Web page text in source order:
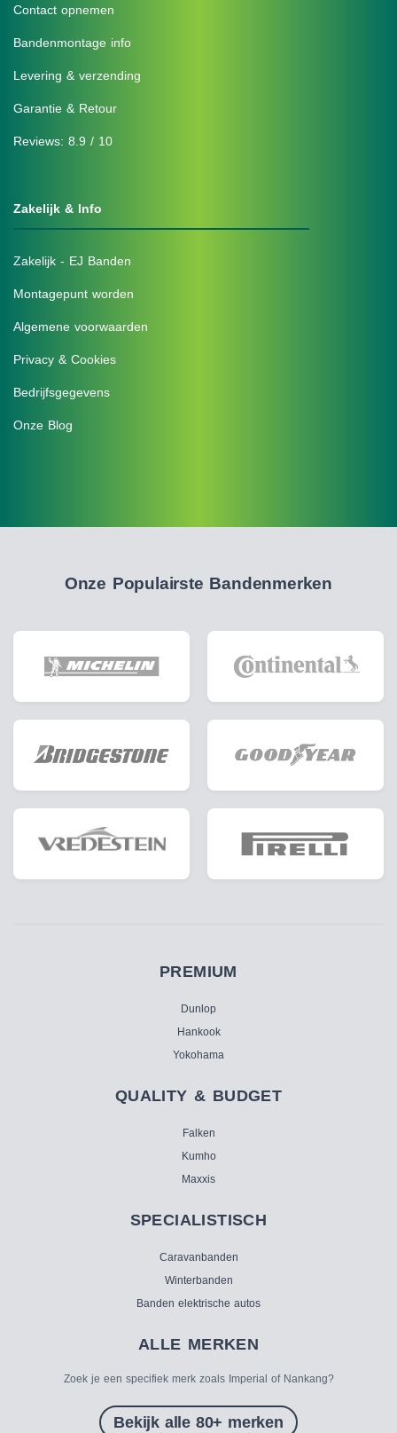
Contact opnemen
Bandenmontage info
Levering & verzending
Garantie & Retour
Reviews: 8.9 / 10
Zakelijk & Info
Zakelijk - EJ Banden
Montagepunt worden
Algemene voorwaarden
Privacy & Cookies
Bedrijfsgegevens
Onze Blog
Onze Populairste Bandenmerken
PREMIUM
Dunlop
Hankook
Yokohama
QUALITY & BUDGET
Falken
Kumho
Maxxis
SPECIALISTISCH
Caravanbanden
Winterbanden
Banden elektrische autos
ALLE MERKEN
Zoek je een specifiek merk zoals Imperial of Nankang?
Bekijk alle 80+ merken